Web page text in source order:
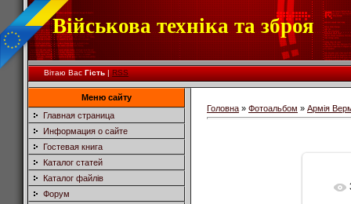
Військова техніка та зброя
Вітаю Вас Гість|RSS
Меню сайту
Главная страница
Информация о сайте
Гостевая книга
Каталог статей
Каталог файлів
Форум
Головна » Фотоальбом » Армія